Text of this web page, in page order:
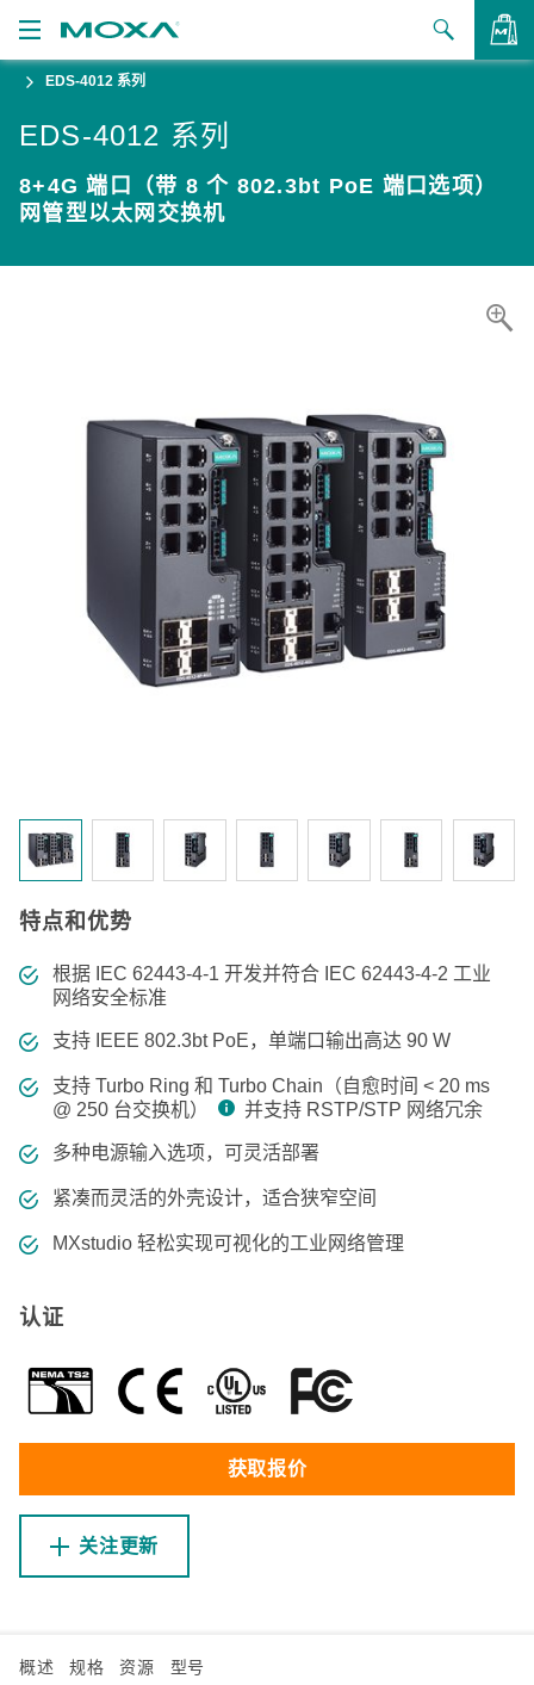
品
决方案
持
作伙伴专区
EDS-4012 系列
EDS-4012 系列
8+4G 端口（带 8 个 802.3bt PoE 端口选项）
网管型以太网交换机
特点和优势
根据 IEC 62443-4-1 开发并符合 IEC 62443-4-2 工业
网络安全标准
支持 IEEE 802.3bt PoE，单端口输出高达 90 W
支持 Turbo Ring 和 Turbo Chain（自愈时间 < 20 ms
@ 250 台交换机）
并支持 RSTP/STP 网络冗余
多种电源输入选项，可灵活部署
紧凑而灵活的外壳设计，适合狭窄空间
MXstudio 轻松实现可视化的工业网络管理
认证
获取报价
关注更新
概述 规格 资源 型号
查看询价